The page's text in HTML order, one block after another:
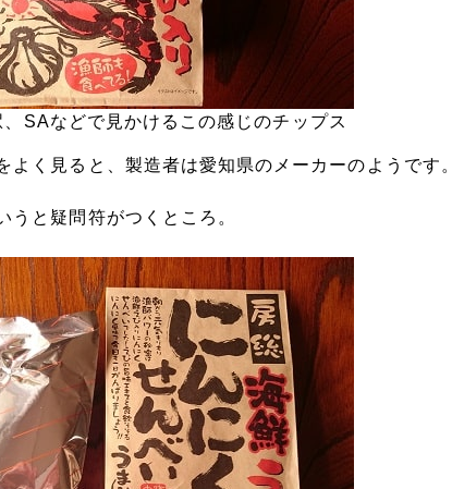
SAなどで見かけるこの感じのチップス
く見ると、製造者は愛知県のメーカーのようです。
うと疑問符がつくところ。